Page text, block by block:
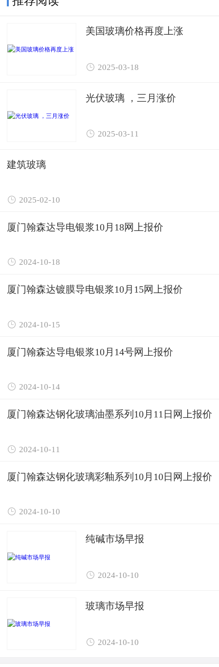
美国玻璃价格再度上涨
 2025-03-18
光伏玻璃 ，三月涨价
 2025-03-11
建筑玻璃
 2025-02-10
厦门翰森达导电银浆10月18网上报价
 2024-10-18
厦门翰森达镀膜导电银浆10月15网上报价
 2024-10-15
厦门翰森达导电银浆10月14号网上报价
 2024-10-14
厦门翰森达钢化玻璃油墨系列10月11日网上报价
 2024-10-11
厦门翰森达钢化玻璃彩釉系列10月10日网上报价
 2024-10-10
纯碱市场早报
 2024-10-10
玻璃市场早报
 2024-10-10